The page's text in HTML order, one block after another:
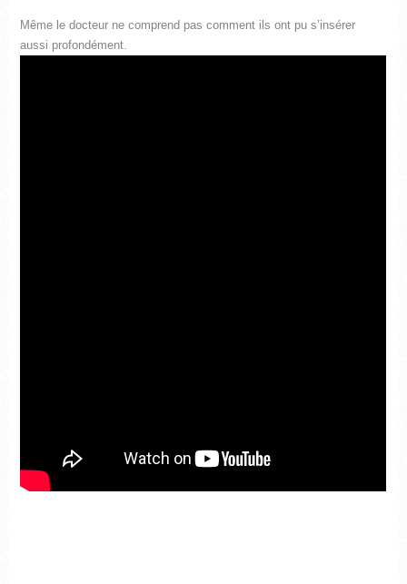
Même le docteur ne comprend pas comment ils ont pu s’insérer
aussi profondément.